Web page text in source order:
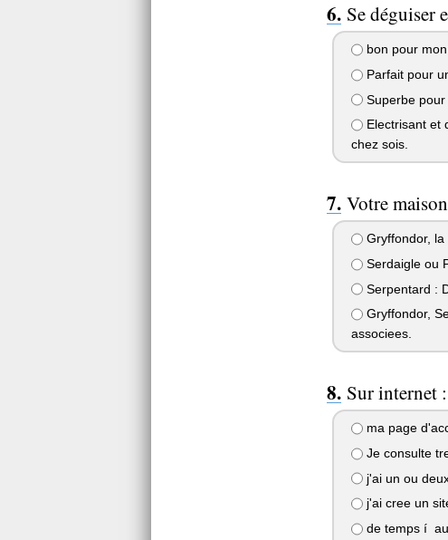
Se déguiser
bon pour
Parfait pour
Superbe pour
Electrisant et
chez sois.
Votre
Gryffondor, la
Serdaigle ou
Serpentard :
Gryffondor,
associees.
Sur internet :
ma page
Je consulte
j'ai un ou
j'ai cree un
de temps í